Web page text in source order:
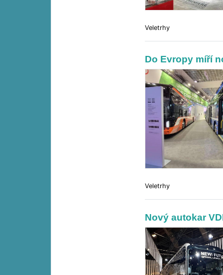
Veletrhy
Do Evropy míří
Veletrhy
Nový autokar